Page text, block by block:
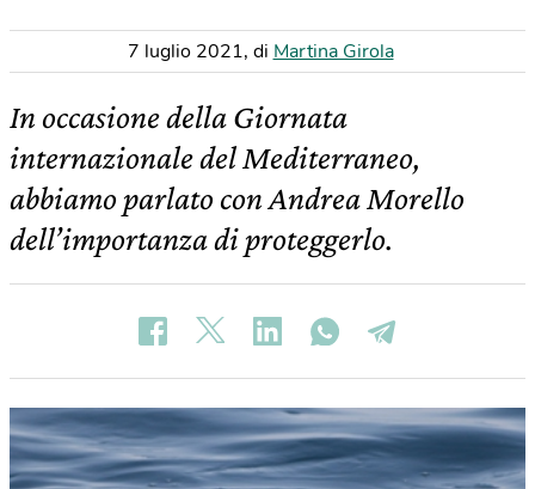
7 luglio 2021, di Martina Girola
In occasione della Giornata
internazionale del Mediterraneo,
abbiamo parlato con Andrea Morello
dell’importanza di proteggerlo.